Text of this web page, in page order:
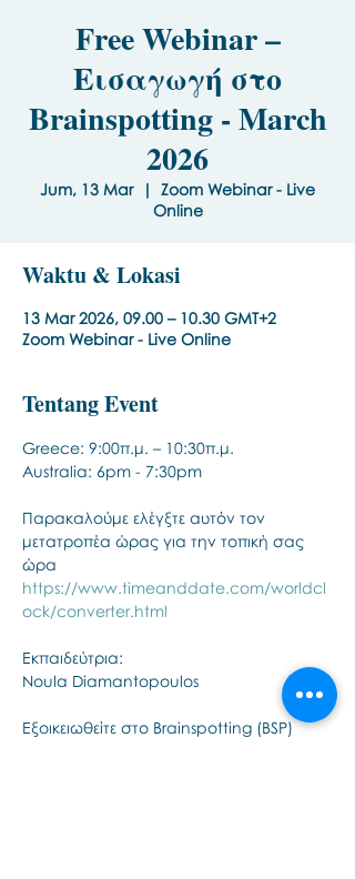
Free Webinar –
Εισαγωγή στο
Brainspotting - March
2026
Jum, 13 Mar
  |
Zoom Webinar - Live
Online
Waktu & Lokasi
13 Mar 2026, 09.00 – 10.30 GMT+2
Zoom Webinar - Live Online
Tentang Event
Greece: 9:00π.μ. – 10:30π.μ.
Australia: 6pm - 7:30pm
Παρακαλούμε ελέγξτε αυτόν τον
μετατροπέα ώρας για την τοπική σας
ώρα
https://www.timeanddate.com/worldcl
ock/converter.html
Εκπαιδεύτρια:
Noula Diamantopoulos
Εξοικειωθείτε στο Brainspotting (BSP)